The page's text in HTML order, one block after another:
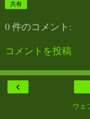
共有
0 件のコメント:
コメントを投稿
‹
ウェ